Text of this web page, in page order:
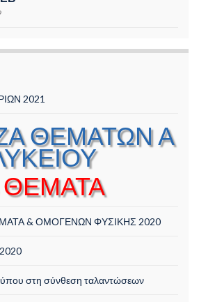
2021
ΘΕΜΑΤΩΝ Α
ΘΕΜΑΤΑ
& ΟΜΟΓΕΝΩΝ ΦΥΣΙΚΗΣ 2020
στη σύνθεση ταλαντώσεων